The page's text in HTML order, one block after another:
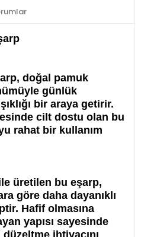
doğal pamuk
günlük
bir araya getirir.
cilt dostu olan bu
rahat bir kullanım
üretilen bu eşarp,
göre daha dayanıklı
Hafif olmasına
yapısı sayesinde